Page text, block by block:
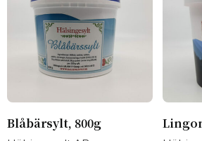
Blåbärsylt, 800g